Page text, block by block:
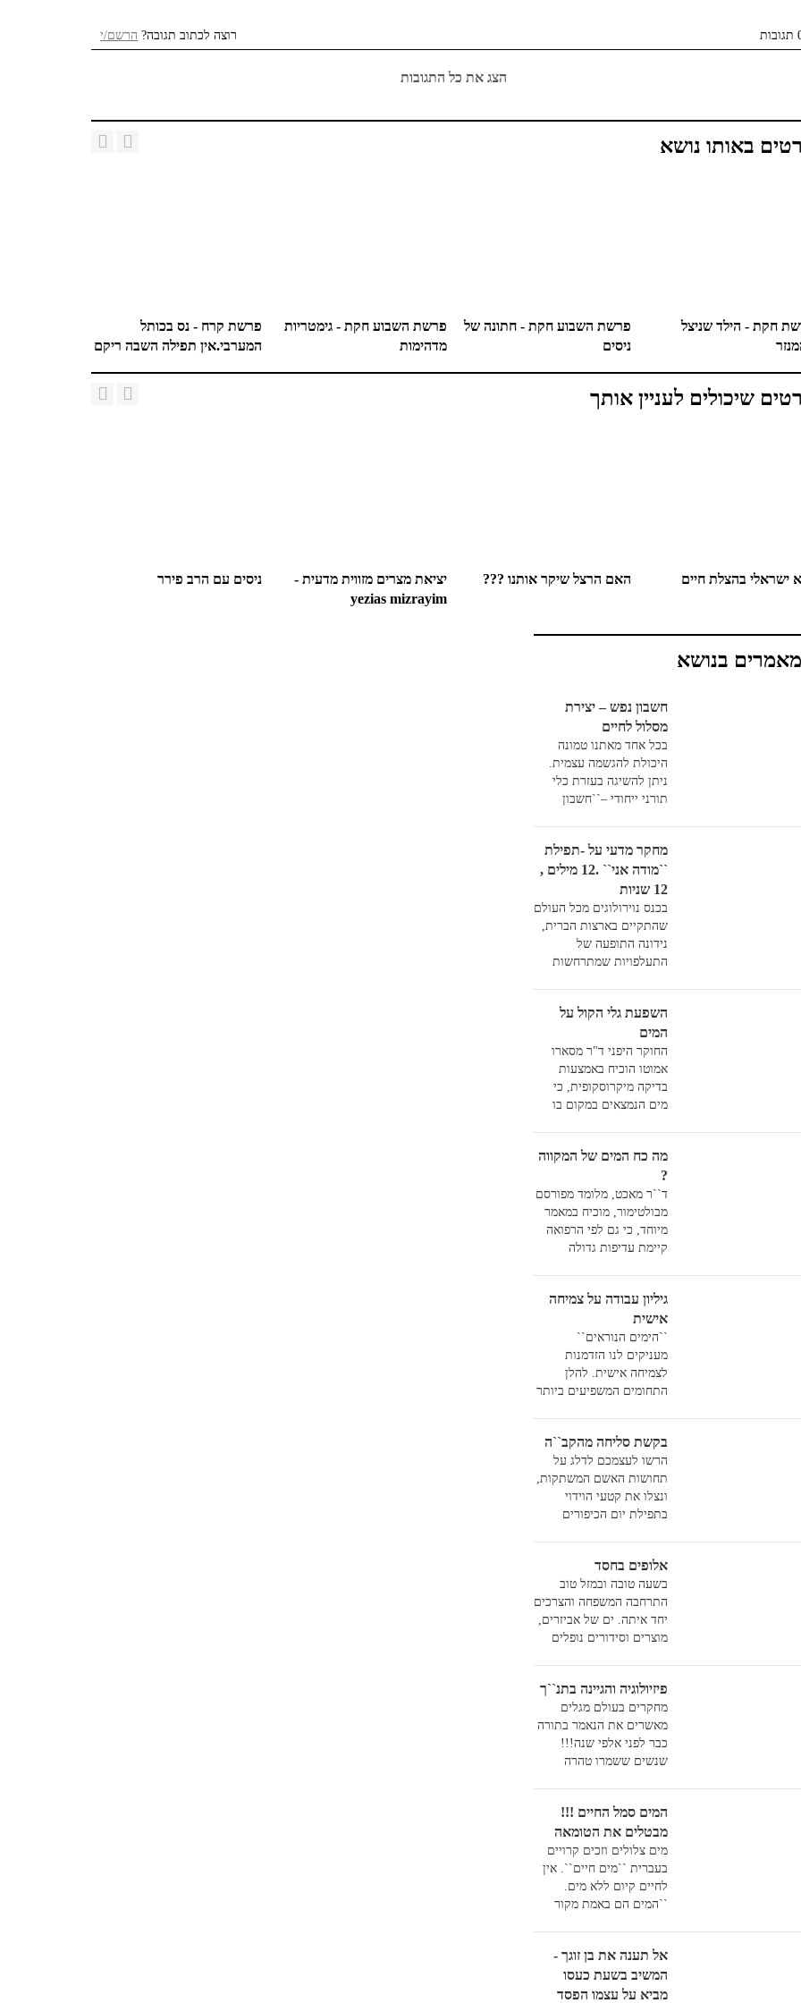
רוצה לכתוב תגובה? הרשם/י
הצג את כל התגובות
באותו נושא
חקת - הילד שניצל
פרשת השבוע חקת - חתונה של
ניסים
פרשת השבוע חקת - גימטריות
מדהימות
פרשת קרח - נס בכותל
המערבי.אין תפילה השבה ריקם
שיכולים לעניין אותך
ישראלי בהצלת חיים האם הרצל שיקר אותנו ???
יציאת מצרים מזווית מדעית -
yezias mizrayim
ניסים עם הרב פירר
מאמרים בנושא
חשבון נפש – יצירת
מסלול לחיים
בכל אחד מאתנו טמונה
היכולת להגשמה עצמית.
ניתן להשיגה בעזרת כלי
תורני ייחודי –``חשבון
מחקר מדעי על -תפילת
``מודה אני`` .12 מילים ,
12 שניות
בכנס נוירולוגים מכל העולם
שהתקיים בארצות הברית,
נידונה התופעה של
התעלפויות שמתרחשות
פרופסורית אחת, מצטיינת
בתחום הנוירולוגיה, נשאה
הרצאה ארוכה שבה פירטה
את תוצאות המחקר רב
השנים שערכה בסוגיה זו...
השפעת גלי הקול על
המים
החוקר היפני ד"ר מסארו
אמוטו הוכיח באמצעות
בדיקה מיקרוסקופית, כי
מים הנמצאים במקום בו
מאיכות הדיבור...
מה כח המים של המקווה
?
ד``ר מאכט, מלומד מפורסם
מבולטימור, מוכיח במאמר
מיוחד, כי גם לפי הרפואה
קיימת עדיפות גדולה
אחרת של רחיצת הגוף...
גיליון עבודה על צמיחה
אישית
``הימים הנוראים``
מעניקים לנו הזדמנות
לצמיחה אישית. להלן
התחומים המשפיעים ביותר
בקשת סליחה מהקב``ה
הרשו לעצמכם לדלג על
תחושות האשם המשתקות,
ונצלו את קטעי הוידוי
בתפילת יום הכיפורים
אלופים בחסד
בשעה טובה ובמזל טוב
התרחבה המשפחה והצרכים
יחד איתה. ים של אביזרים,
מוצרים וסידורים נופלים
פיזיולוגיה והגיינה בתנ``ך
מחקרים בעולם מגלים
מאשרים את הנאמר בתורה
כבר לפני אלפי שנה!!!
שנשים ששמרו טהרה
מנשים שלא שמרו על חוקי
הטהרה.
המים סמל החיים !!!
מבטלים את הטומאה
מים צלולים וזכים קרויים
בעברית ``מים חיים``. אין
לחיים קיום ללא מים.
``המים הם באמת מקור
וכאן``.על כן, מבטלים
המים, סמל החיים, את
הטומאה שהיא לחישת
אל תענה את בן זוגך -
המשיב בשעת כעסו
מביא על עצמו הפסד